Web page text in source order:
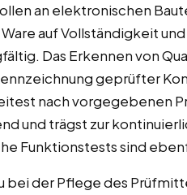
an elektronischen
auf Vollständigkeit
Das Erkennen von
geprüfter
nach vorgegebenen
und trägst zur
Funktionstests sind
bei der Pflege des